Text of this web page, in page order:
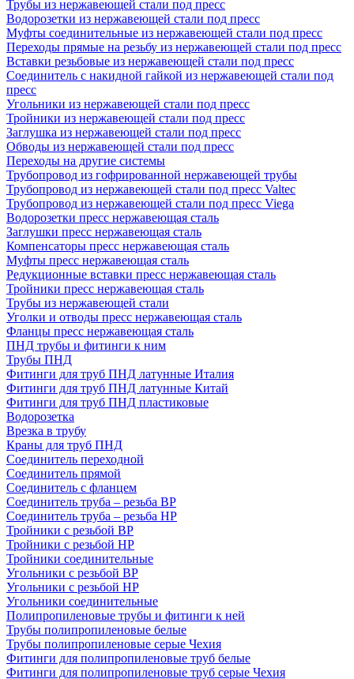
Трубы из нержавеющей стали под пресс
Водорозетки из нержавеющей стали под пресс
Муфты соединительные из нержавеющей стали под пресс
Переходы прямые на резьбу из нержавеющей стали под пресс
Вставки резьбовые из нержавеющей стали под пресс
Соединитель с накидной гайкой из нержавеющей стали под
пресс
Угольники из нержавеющей стали под пресс
Тройники из нержавеющей стали под пресс
Заглушка из нержавеющей стали под пресс
Обводы из нержавеющей стали под пресс
Переходы на другие системы
Трубопровод из гофрированной нержавеющей трубы
Трубопровод из нержавеющей стали под пресс Valtec
Трубопровод из нержавеющей стали под пресс Viega
Водорозетки пресс нержавеющая сталь
Заглушки пресс нержавеющая сталь
Компенсаторы пресс нержавеющая сталь
Муфты пресс нержавеющая сталь
Редукционные вставки пресс нержавеющая сталь
Тройники пресс нержавеющая сталь
Трубы из нержавеющей стали
Уголки и отводы пресс нержавеющая сталь
Фланцы пресс нержавеющая сталь
ПНД трубы и фитинги к ним
Трубы ПНД
Фитинги для труб ПНД латунные Италия
Фитинги для труб ПНД латунные Китай
Фитинги для труб ПНД пластиковые
Водорозетка
Врезка в трубу
Краны для труб ПНД
Соединитель переходной
Соединитель прямой
Соединитель с фланцем
Соединитель труба – резьба ВР
Соединитель труба – резьба НР
Тройники с резьбой ВР
Тройники с резьбой НР
Тройники соединительные
Угольники с резьбой ВР
Угольники с резьбой НР
Угольники соединительные
Полипропиленовые трубы и фитинги к ней
Трубы полипропиленовые белые
Трубы полипропиленовые серые Чехия
Фитинги для полипропиленовые труб белые
Фитинги для полипропиленовые труб серые Чехия